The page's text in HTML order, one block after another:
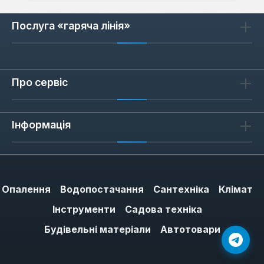
Послуга «гаряча лінія»
Про сервіс
Інформація
Опалення Водопостачання Сантехніка
Клімат
Інструменти
Садова техніка
Будівельні матеріали
Автотовари